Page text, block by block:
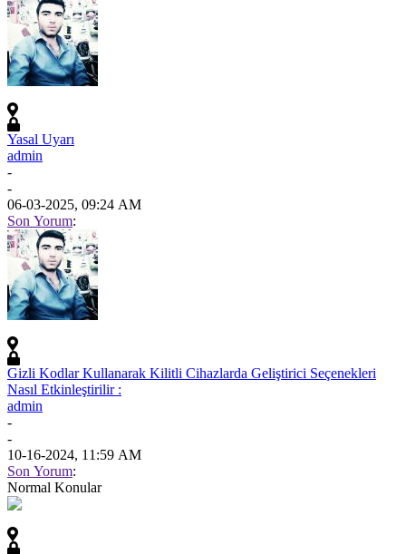
Yasal Uyarı
admin
-
-
06-03-2025, 09:24 AM
Son Yorum:
Gizli Kodlar Kullanarak Kilitli Cihazlarda Geliştirici Seçenekleri
Nasıl Etkinleştirilir :
admin
-
-
10-16-2024, 11:59 AM
Son Yorum:
Normal Konular